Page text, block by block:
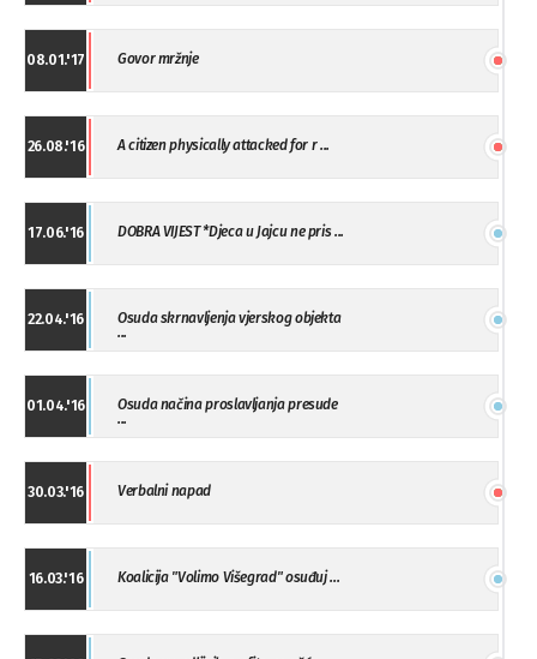
08.01.'17 Govor mržnje
26.08.'16 A citizen physically attacked for r ...
17.06.'16 DOBRA VIJEST *Djeca u Jajcu ne pris ...
22.04.'16
Osuda skrnavljenja vjerskog objekta
...
01.04.'16
Osuda načina proslavljanja presude
...
30.03.'16 Verbalni napad
16.03.'16 Koalicija "Volimo Višegrad" osuđuj ...